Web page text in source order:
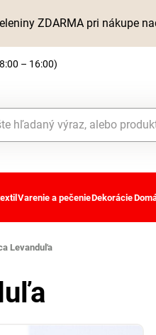
ZDARMA pri nákupe
– 16:00)
Varenie a pečenieDekorácie
Levanduľa